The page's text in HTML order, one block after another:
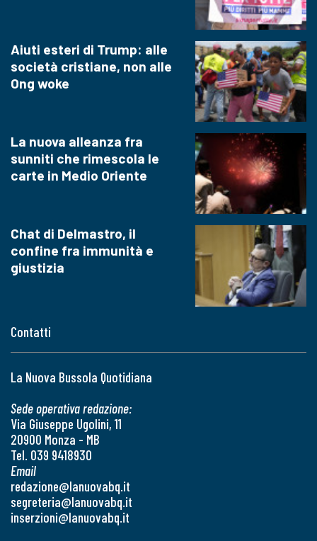
Contatti
La Nuova Bussola Quotidiana
Sede operativa redazione:
Via Giuseppe Ugolini, 11
20900 Monza - MB
Tel. 039 9418930
Email
redazione@lanuovabq.it
segreteria@lanuovabq.it
inserzioni@lanuovabq.it
Aiuti esteri di Trump: alle
società cristiane, non alle
Ong woke
La nuova alleanza fra
sunniti che rimescola le
carte in Medio Oriente
Chat di Delmastro, il
confine fra immunità e
giustizia